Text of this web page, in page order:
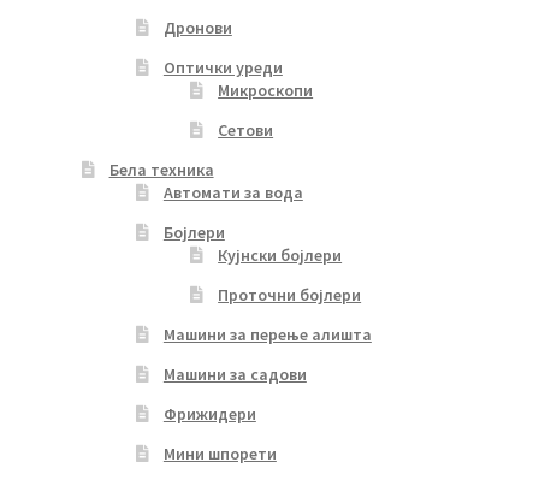
Дронови
Оптички уреди
Микроскопи
Сетови
Бела техника
Автомати за вода
Бојлери
Кујнски бојлери
Проточни бојлери
Машини за перење алишта
Машини за садови
Фрижидери
Мини шпорети